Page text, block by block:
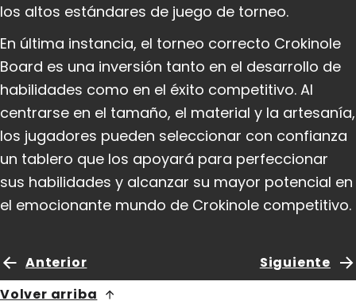
los altos estándares de juego de torneo.
En última instancia, el torneo correcto Crokinole
Board es una inversión tanto en el desarrollo de
habilidades como en el éxito competitivo. Al
centrarse en el tamaño, el material y la artesanía,
los jugadores pueden seleccionar con confianza
un tablero que los apoyará para perfeccionar
sus habilidades y alcanzar su mayor potencial en
el emocionante mundo de Crokinole competitivo.
Anterior
Siguiente
Volver arriba